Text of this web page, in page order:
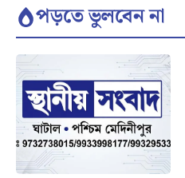
পড়তে ভুলবেন না